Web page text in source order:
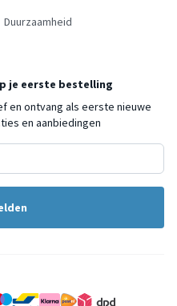
Duurzaamheid
je eerste bestelling
en ontvang als eerste nieuwe
en aanbiedingen